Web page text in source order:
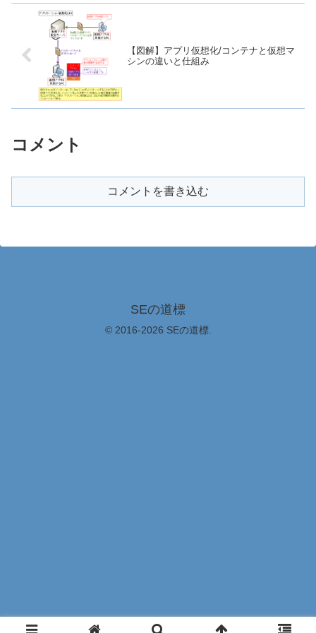
【図解】アプリ仮想化/コンテナと仮想マ
シンの違いと仕組み
コメント
コメントを書き込む
SEの道標
© 2016-2026 SEの道標.